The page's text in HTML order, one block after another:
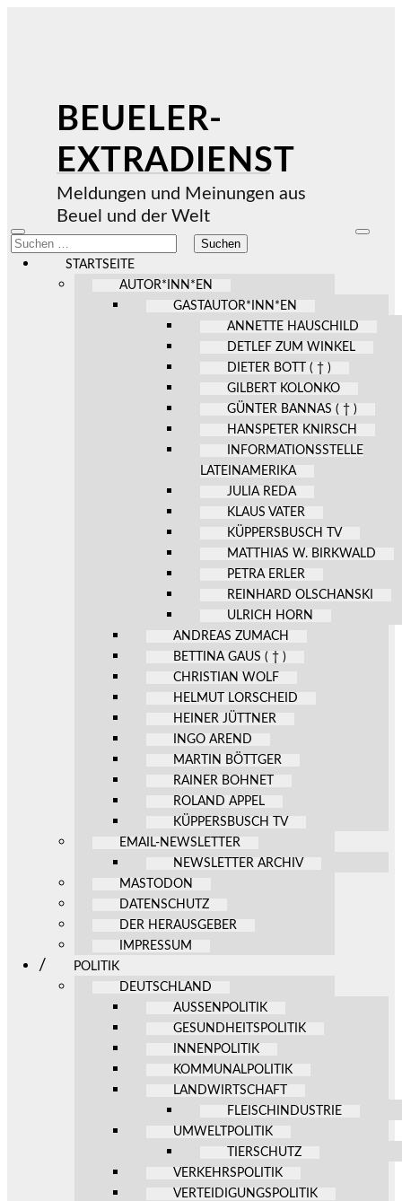
BEUELER-
EXTRADIENST
Meldungen und Meinungen aus
Beuel und der Welt
Mobile-
Menü
ein-/ausblenden
Suchen
nach:
STARTSEITE
AUTOR*INN*EN
GASTAUTOR*INN*EN
ANNETTE HAUSCHILD
DETLEF ZUM WINKEL
DIETER BOTT ( † )
GILBERT KOLONKO
GÜNTER BANNAS ( † )
HANSPETER KNIRSCH
INFORMATIONSSTELLE
LATEINAMERIKA
JULIA REDA
KLAUS VATER
KÜPPERSBUSCH TV
MATTHIAS W. BIRKWALD
PETRA ERLER
REINHARD OLSCHANSKI
ULRICH HORN
ANDREAS ZUMACH
BETTINA GAUS ( † )
CHRISTIAN WOLF
HELMUT LORSCHEID
HEINER JÜTTNER
INGO AREND
MARTIN BÖTTGER
RAINER BOHNET
ROLAND APPEL
KÜPPERSBUSCH TV
EMAIL-NEWSLETTER
NEWSLETTER ARCHIV
MASTODON
DATENSCHUTZ
DER HERAUSGEBER
IMPRESSUM
POLITIK
DEUTSCHLAND
AUSSENPOLITIK
GESUNDHEITSPOLITIK
INNENPOLITIK
KOMMUNALPOLITIK
LANDWIRTSCHAFT
FLEISCHINDUSTRIE
UMWELTPOLITIK
TIERSCHUTZ
VERKEHRSPOLITIK
VERTEIDIGUNGSPOLITIK